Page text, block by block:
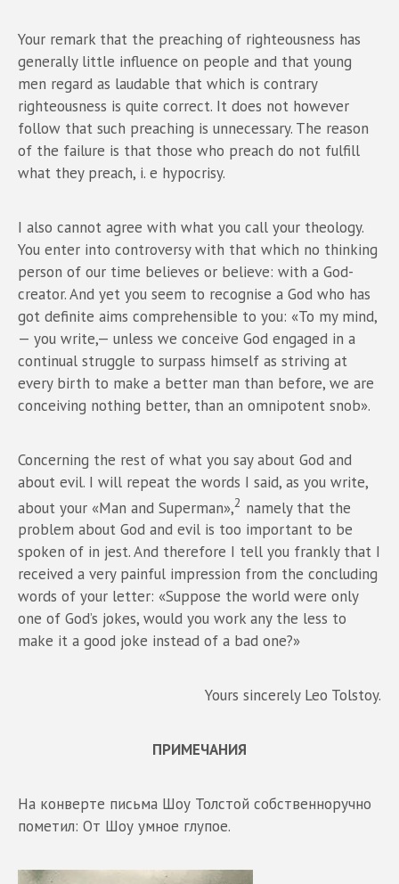
Your remark that the preaching of righteousness has
generally little influence on people and that young
men regard as laudable that which is contrary
righteousness is quite correct. It does not however
follow that such preaching is unnecessary. The reason
of the failure is that those who preach do not fulfill
what they preach, i. e hypocrisy.
I also cannot agree with what you call your theology.
You enter into controversy with that which no thinking
person of our time believes or believe: with a God-
creator. And yet you seem to recognise a God who has
got definite aims comprehensible to you: «To my mind,
— you write,— unless we conceive God engaged in a
continual struggle to surpass himself as striving at
every birth to make a better man than before, we are
conceiving nothing better, than an omnipotent snob».
Concerning the rest of what you say about God and
about evil. I will repeat the words I said, as you write,
about your «Man and Superman»,2 namely that the
problem about God and evil is too important to be
spoken of in jest. And therefore I tell you frankly that I
received a very painful impression from the concluding
words of your letter: «Suppose the world were only
one of God’s jokes, would you work any the less to
make it a good joke instead of a bad one?»
Yours sincerely Leo Tolstoy.
ПРИМЕЧАНИЯ
На конверте письма Шоу Толстой собственноручно
пометил: От Шоу умное глупое.